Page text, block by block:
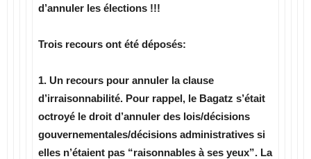
d’annuler les élections !!!
Trois recours ont été déposés:
1. Un recours pour annuler la clause
d’irraisonnabilité. Pour rappel, le Bagatz s’était
octroyé le droit d’annuler des lois/décisions
gouvernementales/décisions administratives si
elles n’étaient pas “raisonnables à ses yeux”. La